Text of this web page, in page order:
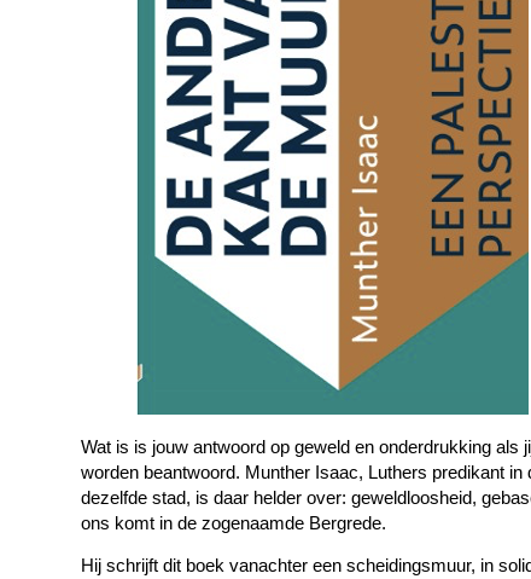
Wat is is jouw antwoord op geweld en onderdrukking
worden beantwoord. Munther Isaac, Luthers predikant
dezelfde stad, is daar helder over: geweldloosheid,
ons komt in de zogenaamde Bergrede.
Hij schrijft dit boek vanachter een scheidingsmuur, in